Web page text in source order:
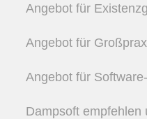
Angebot für
Angebot für
Angebot für
Dampsoft empfehlen